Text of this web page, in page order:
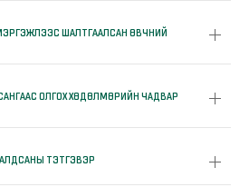
ШАЛТГААЛСАН ӨВЧНИЙ
ОЛГОХ ХӨДӨЛМӨРИЙН ЧАДВАР
ТЭТГЭВЭР